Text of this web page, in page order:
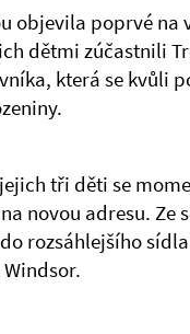
objevila poprvé na
dětmi zúčastnili
která se kvůli
tři děti se
novou adresu. Ze
rozsáhlejšího